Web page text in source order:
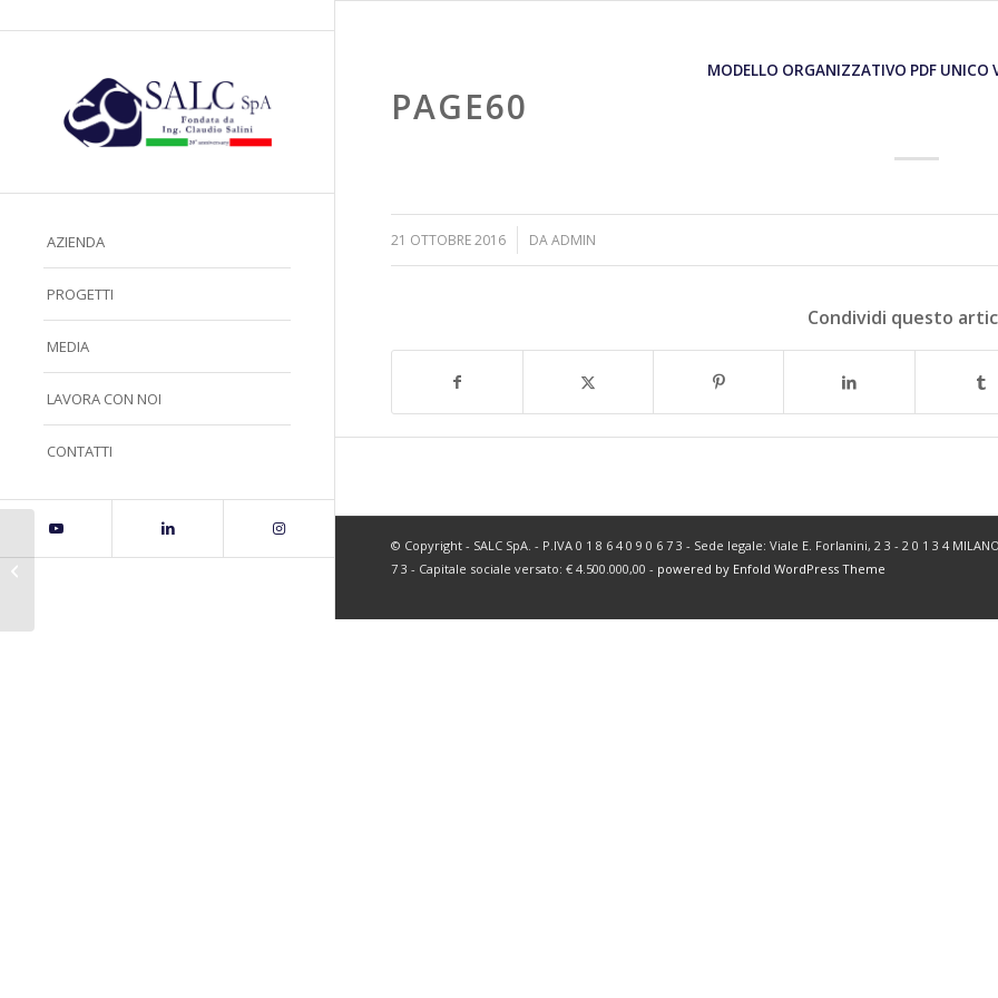
AZIENDA
PROGETTI
MEDIA
LAVORA CON NOI
CONTATTI
MODELLO ORGANIZZATIVO PDF UNICO
PAGE60
21 OTTOBRE 2016 DAADMIN
Condividi questo
© Copyright - SALC SpA. - P.IVA 0 1 8 6 4 0 9 0 6 7 3 - Sede legale: Viale E. Forlanini, 2 3 - 2 0 1 3 4
7 3 - Capitale sociale versato: € 4.500.000,00 - powered by Enfold WordPress Theme